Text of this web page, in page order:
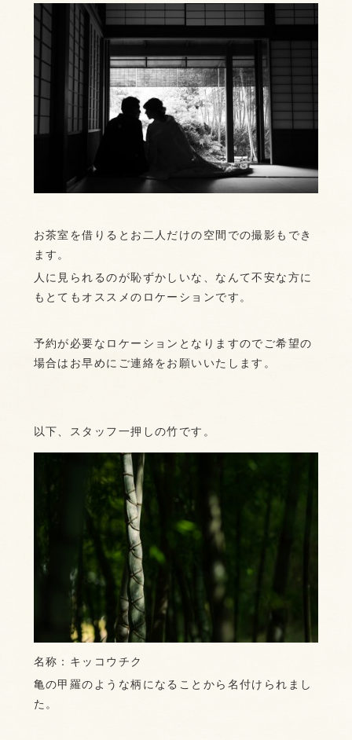
お茶室を借りるとお二人だけの空間での撮影もでき
ます。
人に見られるのが恥ずかしいな、なんて不安な方に
もとてもオススメのロケーションです。
予約が必要なロケーションとなりますのでご希望の
場合はお早めにご連絡をお願いいたします。
以下、スタッフ一押しの竹です。
名称：キッコウチク
亀の甲羅のような柄になることから名付けられまし
た。